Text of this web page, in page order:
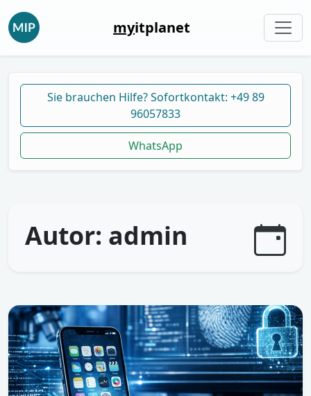
myitplanet
Sie brauchen Hilfe? Sofortkontakt: +49 89
96057833
WhatsApp
Autor: admin